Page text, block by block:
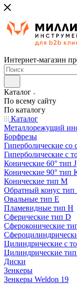
Интернет-магазин
Каталог
По всему сайту
По каталогу
Каталог
Металлорежущий
Борфрезы
Гиперболические cо
Гиперболические с
Конические 60° тип J
Конические 90° тип
Конические тип M
Обратный конус тип
Овальные тип E
Пламевидные тип H
Сферические тип D
Сфероконические
Цилиндрические с
Цилиндрические
Диски
Зенкеры
Зенкеры Weldon 19